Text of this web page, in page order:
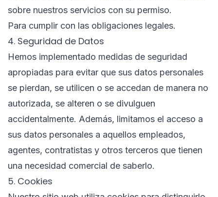
sobre nuestros servicios con su permiso.
Para cumplir con las obligaciones legales.
4. Seguridad de Datos
Hemos implementado medidas de seguridad
apropiadas para evitar que sus datos personales
se pierdan, se utilicen o se accedan de manera no
autorizada, se alteren o se divulguen
accidentalmente. Además, limitamos el acceso a
sus datos personales a aquellos empleados,
agentes, contratistas y otros terceros que tienen
una necesidad comercial de saberlo.
5. Cookies